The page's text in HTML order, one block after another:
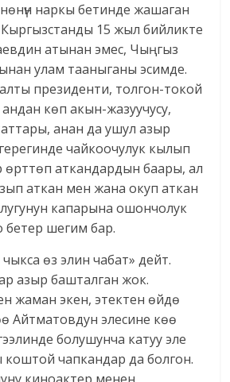
наркы бетинде жашаган
15 жыл бийликте
атынан эмес, Чыңгыз
улам тааныганы эсимде.
президенти, толгон-токой
көп акын-жазуучусу,
анан да ушул азыр
чайкоочулук кылып
өрттөп аткандардын баары, ал
аткан мен жана окуп аткан
капарына ошончолук
бетер шегим бар.
өз элин чабат» дейт.
азыр башталган жок.
жаман экен, этектен өйдө
Айтматовдун элесине көө
болушунча катуу эле
коштой чапкандар да болгон.